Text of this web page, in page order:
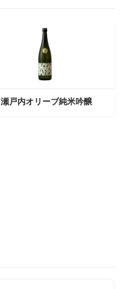
戸内オリーブ純米吟醸